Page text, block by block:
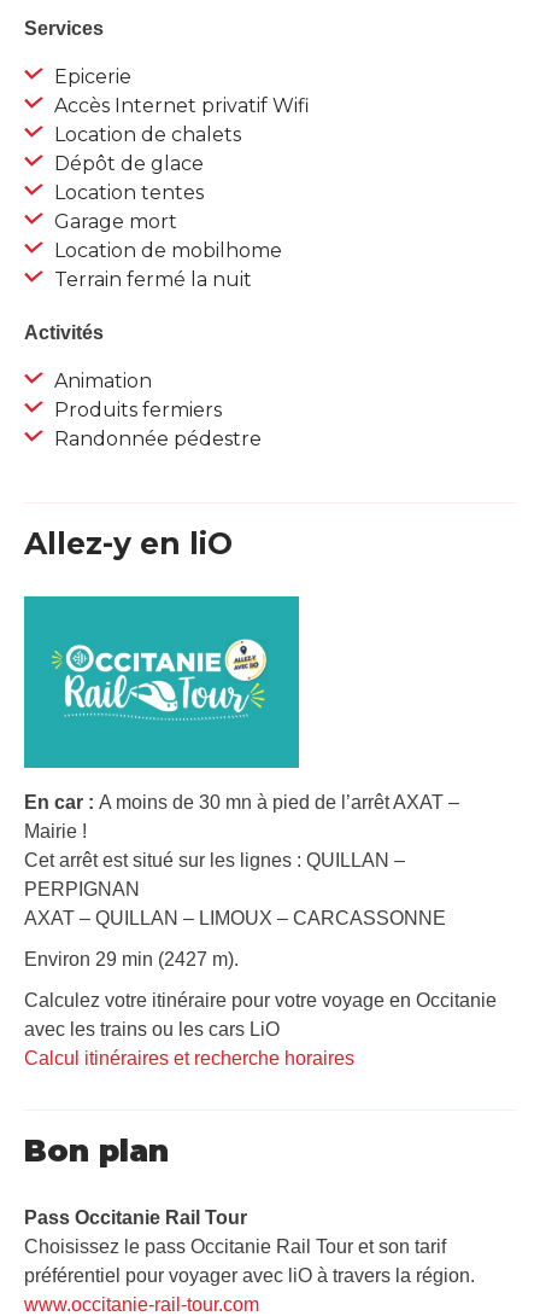
Services
Epicerie
Accès Internet privatif Wifi
Location de chalets
Dépôt de glace
Location tentes
Garage mort
Location de mobilhome
Terrain fermé la nuit
Activités
Animation
Produits fermiers
Randonnée pédestre
Allez-y en liO
En car : A moins de 30 mn à pied de l’arrêt AXAT –
Mairie !
Cet arrêt est situé sur les lignes : QUILLAN –
PERPIGNAN
AXAT – QUILLAN – LIMOUX – CARCASSONNE
Environ 29 min (2427 m).
Calculez votre itinéraire pour votre voyage en Occitanie
avec les trains ou les cars LiO
Calcul itinéraires et recherche horaires
Bon plan
Pass Occitanie Rail Tour​
Choisissez le pass Occitanie Rail Tour et son tarif
préférentiel pour voyager avec liO à travers la région.
www.occitanie-rail-tour.com